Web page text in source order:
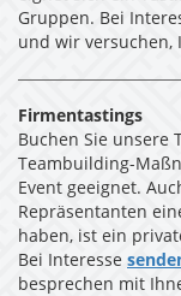
Gruppen. Bei
und wir versuchen,
Firmentastings
Buchen Sie unsere
Teambuilding-
Event geeignet.
Repräsentanten
haben, ist ein
Bei Interesse
besprechen mit